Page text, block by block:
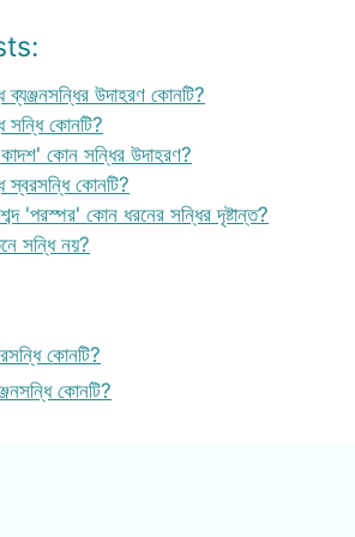
ব্যঞ্জনসন্ধির উদাহরণ কোনটি?
সন্ধি কোনটি?
কোন সন্ধির উদাহরণ?
স্বরসন্ধি কোনটি?
'পরস্পর' কোন ধরনের সন্ধির দৃষ্টান্ত?
সন্ধি নয়?
কোনটি?
কোনটি?